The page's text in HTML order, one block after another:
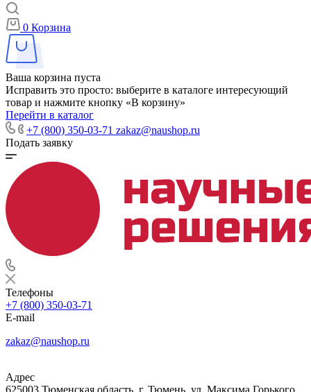
0 Корзина
Ваша корзина пуста
Исправить это просто: выберите в каталоге интересующий
товар и нажмите кнопку «В корзину»
Перейти в каталог
+7 (800) 350-03-71 zakaz@naushop.ru
Подать заявку
Телефоны
+7 (800) 350-03-71
E-mail
zakaz@naushop.ru
Адрес
625003 Тюменская область, г. Тюмень, ул. Максима Горького,